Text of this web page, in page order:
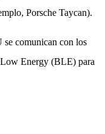
Porsche Taycan).
comunican con los
Low Energy (BLE) para